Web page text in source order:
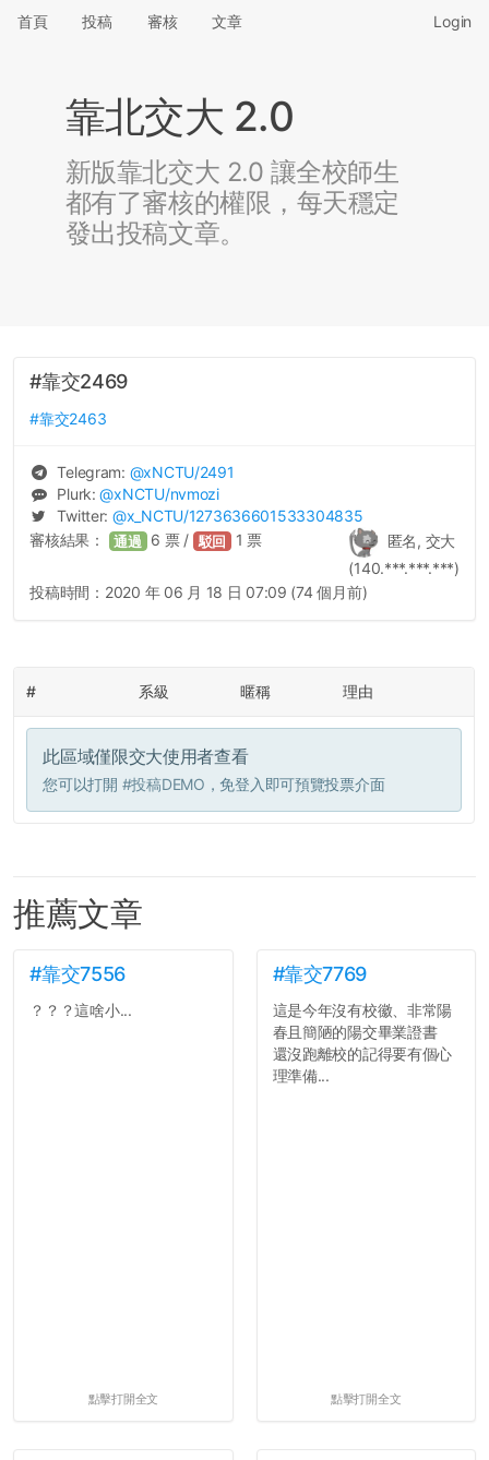
首頁 投稿 審核 文章 Login
靠北交大 2.0
新版靠北交大 2.0 讓全校師生
都有了審核的權限，每天穩定
發出投稿文章。
#靠交2469
#靠交2463
Telegram: @xNCTU/2491
Plurk:@xNCTU/nvmozi
Twitter: @x_NCTU/1273636601533304835
匿名, 交大
(140.***.***.***)
審核結果： 通過 6 票 / 駁回 1 票
投稿時間： 2020 年 06 月 18 日 07:09 (74 個月前)
# 系級 暱稱 理由
此區域僅限交大使用者查看
您可以打開 #投稿DEMO ，免登入即可預覽投票介面
推薦文章
#靠交7556
？？？這啥小...
點擊打開全文
#靠交7769
這是今年沒有校徽、非常陽
春且簡陋的陽交畢業證書
還沒跑離校的記得要有個心
理準備...
點擊打開全文